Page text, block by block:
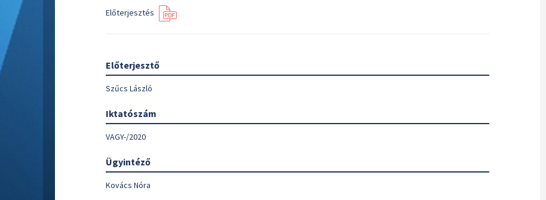
Előterjesztés
Előterjesztő
Szűcs László
Iktatószám
VAGY-/2020
Ügyintéző
Kovács Nóra